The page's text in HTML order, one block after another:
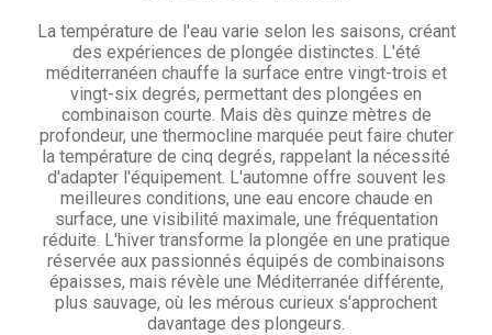
La température de l'eau varie selon les saisons, créant
des expériences de plongée distinctes. L'été
méditerranéen chauffe la surface entre vingt-trois et
vingt-six degrés, permettant des plongées en
combinaison courte. Mais dès quinze mètres de
profondeur, une thermocline marquée peut faire chuter
la température de cinq degrés, rappelant la nécessité
d'adapter l'équipement. L'automne offre souvent les
meilleures conditions, une eau encore chaude en
surface, une visibilité maximale, une fréquentation
réduite. L'hiver transforme la plongée en une pratique
réservée aux passionnés équipés de combinaisons
épaisses, mais révèle une Méditerranée différente,
plus sauvage, où les mérous curieux s'approchent
davantage des plongeurs.